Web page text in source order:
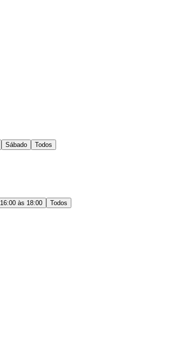
Sábado Todos
16:00 às 18:00
Todos